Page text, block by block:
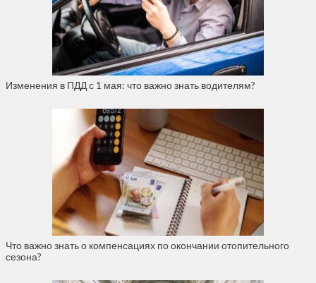
Изменения в ПДД с 1 мая: что важно знать водителям?
Что важно знать о компенсациях по окончании отопительного
сезона?